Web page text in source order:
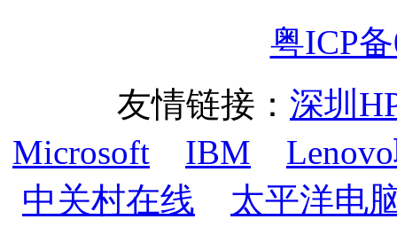
粤ICP
友情链接： 深圳
Microsoft
IBM
中关村在线
太平洋电